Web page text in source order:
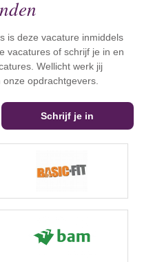
is deze vacature inmiddels
vacatures of schrijf je in en
Wellicht werk jij
opdrachtgevers.
Schrijf je in